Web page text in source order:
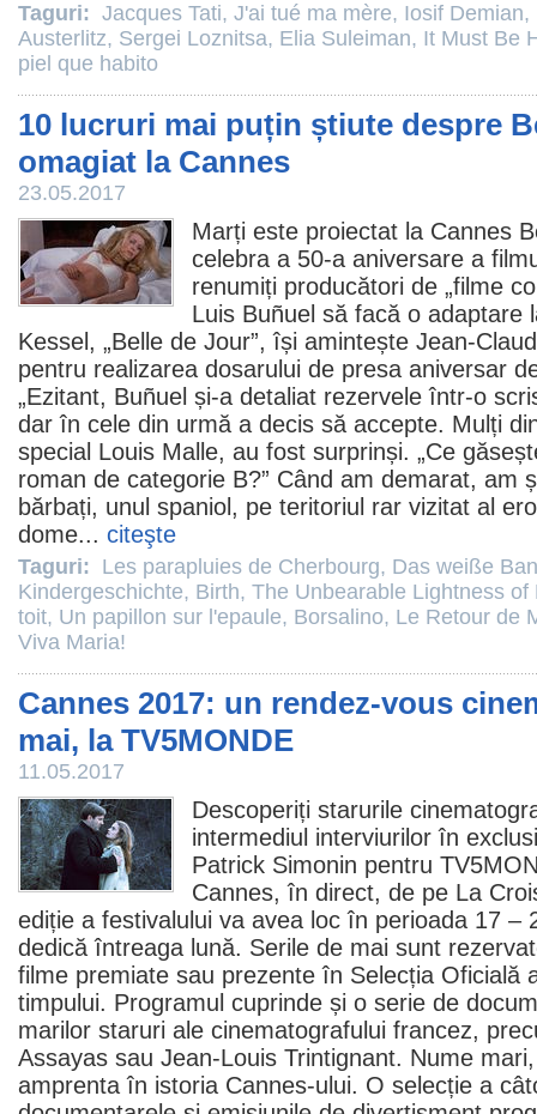
Taguri: Jacques Tati, J'ai tué ma mère, Iosif Demian,
Austerlitz, Sergei Loznitsa, Elia Suleiman, It Must Be
piel que habito
10 lucruri mai puțin știute despre
omagiat la Cannes
23.05.2017
Marți este proiectat la Cannes
celebra a 50-a aniversare a
renumiți producători de „filme
Luis Buñuel să facă o adaptare
Kessel, „Belle de Jour”, își amintește Jean-
pentru realizarea dosarului de presa aniversar
„Ezitant, Buñuel și-a detaliat rezervele într-o
dar în cele din urmă a decis să accepte. Mulți
special Louis Malle, au fost surprinși. „Ce
roman de categorie B?” Când am demarat, am
bărbați, unul spaniol, pe teritoriul rar vizitat al
dome... citeşte
Taguri: Les parapluies de Cherbourg, Das weiße
Kindergeschichte, Birth, The Unbearable Lightness of
toit, Un papillon sur l'epaule, Borsalino, Le Retour de
Viva Maria!
Cannes 2017: un rendez-vous
mai, la TV5MONDE
11.05.2017
Descoperiți starurile
intermediul interviurilor în
Patrick Simonin pentru
Cannes, în direct, de pe La
ediție a festivalului va avea loc în perioada 17 –
dedică întreaga lună. Serile de mai sunt
filme premiate sau prezente în Selecția Oficială
timpului. Programul cuprinde și o serie de
marilor staruri ale cinematografului francez,
Assayas sau Jean-Louis Trintignant. Nume
amprenta în istoria Cannes-ului. O selecție a